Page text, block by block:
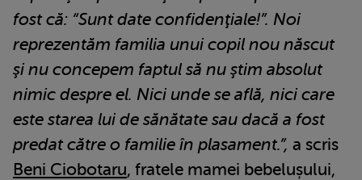
fost că: “Sunt date confidenţiale!”. Noi
reprezentăm familia unui copil nou născut
şi nu concepem faptul să nu ştim absolut
nimic despre el. Nici unde se află, nici care
este starea lui de sănătate sau dacă a fost
predat către o familie în plasament.”, a scris
Beni Ciobotaru, fratele mamei bebelușului,